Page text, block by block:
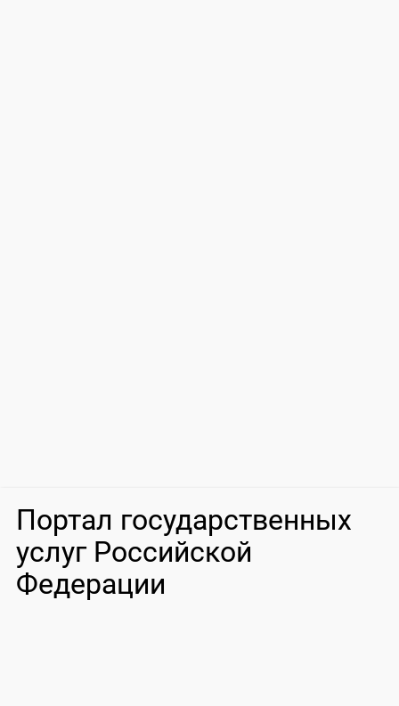
Портал государственных
услуг Российской
Федерации